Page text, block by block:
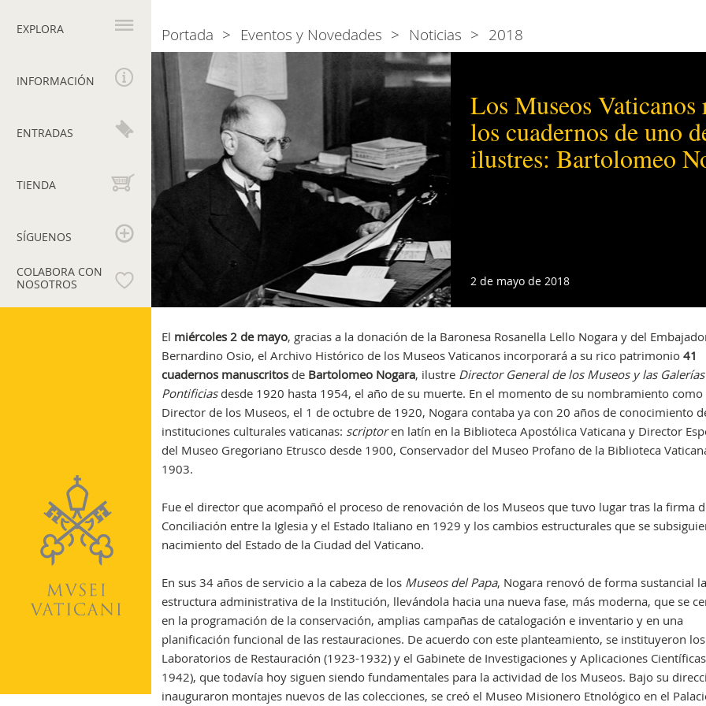
principal
EXPLORA
INFORMACIÓN
ENTRADAS
TIENDA
SÍGUENOS
COLABORA CON
NOSOTROS
Los
Museos
Vaticanos
reciben
donación
cuadernos
de
Bartolomeo
Nogara
Los Museos
los cuadernos de uno
ilustres: Bartolomeo
2 de mayo de 2018
El miércoles 2 de mayo, gracias a la donación de la Baronesa Rosanella Lello Nogara y del
Bernardino Osio, el Archivo Histórico de los Museos Vaticanos incorporará a su rico patrimonio 41
cuadernos manuscritos de Bartolomeo Nogara, ilustre Director General de los Museos y las Galerías
Pontificiasdesde 1920 hasta 1954, el año de su muerte. En el momento de su nombramiento como
Director de los Museos, el 1 de octubre de 1920, Nogara contaba ya con 20 años de conocimiento
instituciones culturales vaticanas: scriptoren latín en la Biblioteca Apostólica Vaticana y Director
del Museo Gregoriano Etrusco desde 1900, Conservador del Museo Profano de la Biblioteca
1903.
Fue el director que acompañó el proceso de renovación de los Museos que tuvo lugar tras la firma
Conciliación entre la Iglesia y el Estado Italiano en 1929 y los cambios estructurales que se
nacimiento del Estado de la Ciudad del Vaticano.
En sus 34 años de servicio a la cabeza de los Museos del Papa, Nogara renovó de forma sustancial la
estructura administrativa de la Institución, llevándola hacia una nueva fase, más moderna, que se
en la programación de la conservación, amplias campañas de catalogación e inventario y en una
planificación funcional de las restauraciones. De acuerdo con este planteamiento, se instituyeron los
Laboratorios de Restauración (1923-1932) y el Gabinete de Investigaciones y Aplicaciones
1942), que todavía hoy siguen siendo fundamentales para la actividad de los Museos. Bajo su
inauguraron montajes nuevos de las colecciones, se creó el Museo Misionero Etnológico en el
Breadcrumb
Portada Eventos y Novedades Noticias 2018